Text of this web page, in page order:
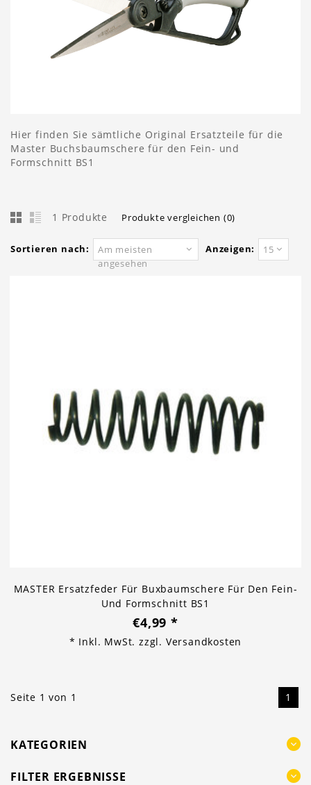
Hier finden Sie sämtliche Original Ersatzteile für die
Master Buchsbaumschere für den Fein- und
Formschnitt BS1
1 Produkte Produkte vergleichen (0)
Sortieren nach:
Am meisten
angesehen
Anzeigen: 15
MASTER Ersatzfeder Für Buxbaumschere Für Den Fein-
Und Formschnitt BS1
€4,99 *
* Inkl. MwSt. zzgl. Versandkosten
Seite 1 von 1 1
KATEGORIEN
FILTER ERGEBNISSE